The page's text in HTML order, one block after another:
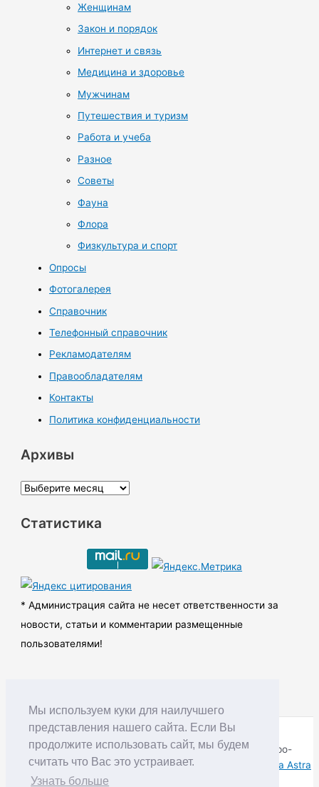
Мы используем куки для наилучшего
представления нашего сайта. Если Вы
продолжите использовать сайт, мы будем
считать что Вас это устраивает.
Узнать больше
Женщинам
Закон и порядок
Интернет и связь
Медицина и здоровье
Мужчинам
Путешествия и туризм
Работа и учеба
Разное
Советы
Фауна
Флора
Физкультура и спорт
Опросы
Фотогалерея
Справочник
Телефонный справочник
Рекламодателям
Правообладателям
Контакты
Политика конфиденциальности
Архивы
А
х
ы
Статистика
* Администрация сайта не несет ответственности за
новости, статьи и комментарии размещенные
пользователями!
Copyright © RUDNIK.MOBI 28.06.2008 - 2026 | Северо-
Енисейский округ Красноярского края | Powered by
Тема Astra